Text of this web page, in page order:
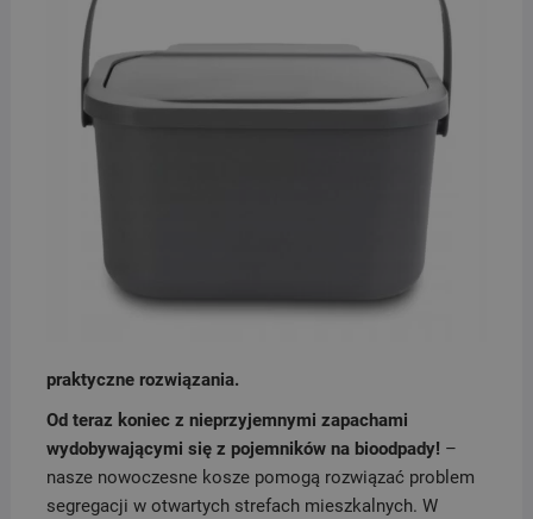
praktyczne rozwiązania.
Od teraz koniec z nieprzyjemnymi zapachami
wydobywającymi się z pojemników na bioodpady! –
nasze nowoczesne kosze pomogą rozwiązać problem
segregacji w otwartych strefach mieszkalnych. W